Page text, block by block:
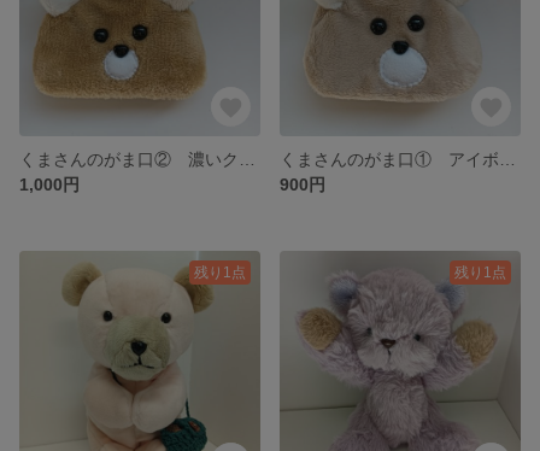
1,000円
900円
残り1点 残り1点